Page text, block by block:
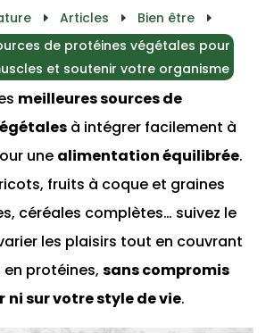
E Articles E Bien être E
de protéines végétales pour
et soutenir votre organisme
meilleures sources de
à intégrer facilement à
une alimentation équilibrée.
fruits à coque et graines
céréales complètes… suivez le
les plaisirs tout en couvrant
protéines, sans compromis
ni sur votre style de vie.